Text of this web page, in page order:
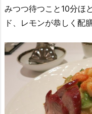
みつつ待つこと10分ほ
ド、レモンが恭しく配